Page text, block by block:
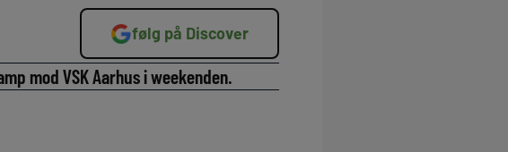
følg på Discover
mod VSK Aarhus i weekenden.